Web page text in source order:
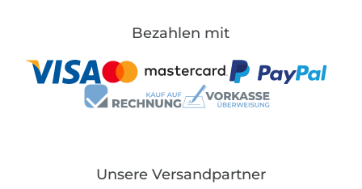
Bezahlen mit
Unsere Versandpartner